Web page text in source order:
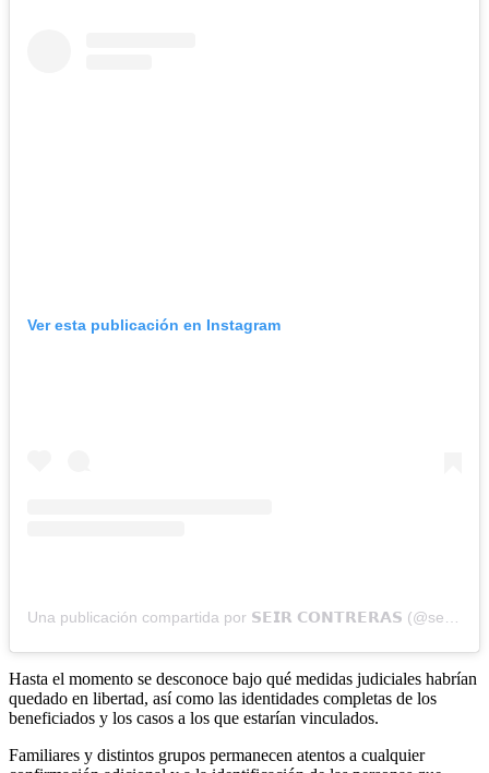
Ver esta publicación en Instagram
Hasta el momento se desconoce bajo qué medidas judiciales habrían
quedado en libertad, así como las identidades completas de los
beneficiados y los casos a los que estarían vinculados.
Familiares y distintos grupos permanecen atentos a cualquier